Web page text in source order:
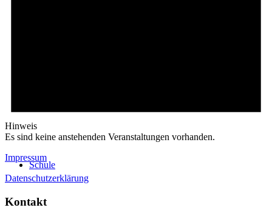
Schule
Hinweis
Es sind keine anstehenden Veranstaltungen vorhanden.
Impressum
Datenschutzerklärung
Kontakt